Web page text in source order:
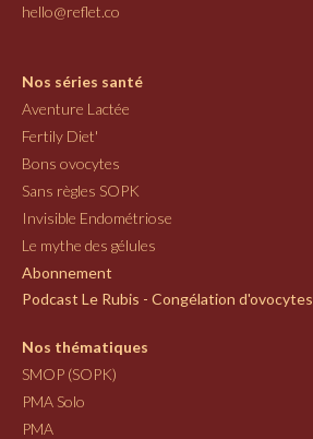
hello@reflet.co
Nos séries santé
Aventure Lactée
Fertily Diet'
Bons ovocytes
Sans règles SOPK
Invisible Endométriose
Le mythe des gélules
Abonnement
Podcast Le Rubis - Congélation d'ovocytes
Nos thématiques
SMOP (SOPK)
PMA Solo
PMA